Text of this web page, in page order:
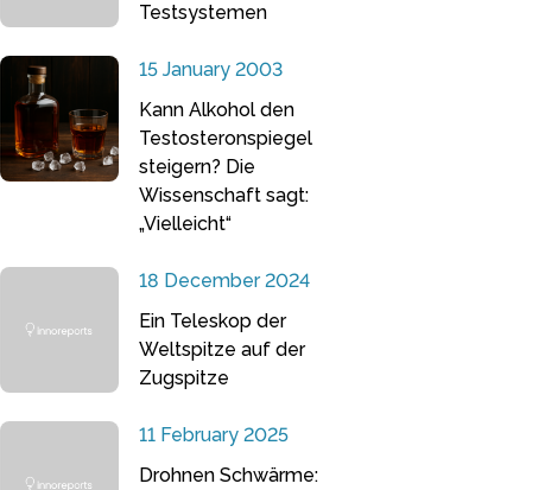
Testsystemen
15 January 2003
Kann Alkohol den
Testosteronspiegel
steigern? Die
Wissenschaft sagt:
„Vielleicht“
18 December 2024
Ein Teleskop der
Weltspitze auf der
Zugspitze
11 February 2025
Drohnen Schwärme: